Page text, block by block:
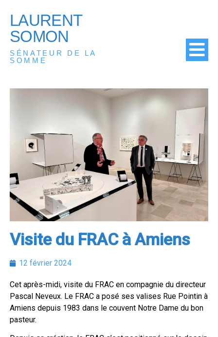
LAURENT
SOMON
SÉNATEUR DE LA
SOMME
Visite du FRAC à Amiens
12 février 2024
Cet après-midi, visite du FRAC en compagnie du directeur
Pascal Neveux. Le FRAC a posé ses valises Rue Pointin à
Amiens depuis 1983 dans le couvent Notre Dame du bon
pasteur.